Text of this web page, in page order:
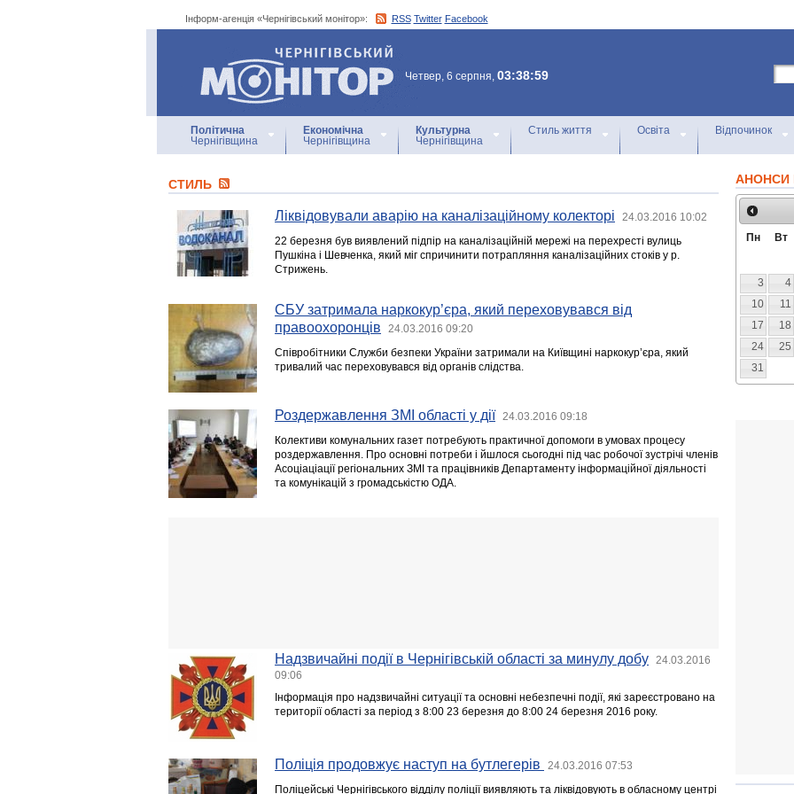
Інформ-агенція «Чернігівський монітор»: RSS Twitter Facebook
Інформ-агенція
«Чернігівський монітор»
Четвер, 6 серпня, 03:38:59
Політична
Чернігівщина
Економічна
Чернігівщина
Культурна
Чернігівщина
Стиль життя Освіта Відпочинок
СТИЛЬ
Ліквідовували аварію на каналізаційному колекторі 24.03.2016 10:02
22 березня був виявлений підпір на каналізаційній мережі на перехресті вулиць
Пушкіна і Шевченка, який міг спричинити потрапляння каналізаційних стоків у р.
Стрижень.
СБУ затримала наркокур’єра, який переховувався від
правоохоронців
24.03.2016 09:20
Співробітники Служби безпеки України затримали на Київщині наркокур’єра, який
тривалий час переховувався від органів слідства.
Роздержавлення ЗМІ області у дії 24.03.2016 09:18
Колективи комунальних газет потребують практичної допомоги в умовах процесу
роздержавлення. Про основні потреби і йшлося сьогодні під час робочої зустрічі членів
Асоціаціації регіональних ЗМІ та працівників Департаменту інформаційної діяльності
та комунікацій з громадськістю ОДА.
Надзвичайні події в Чернігівській області за минулу добу
24.03.2016
09:06
Інформація про надзвичайні ситуації та основні небезпечні події, які зареєстровано на
території області за період з 8:00 23 березня до 8:00 24 березня 2016 року.
Поліція продовжує наступ на бутлегерів 24.03.2016 07:53
Поліцейські Чернігівського відділу поліції виявляють та ліквідовують в обласному центрі
АНОНСИ
Пн Вт
3
4
10
11
17
18
24
25
31